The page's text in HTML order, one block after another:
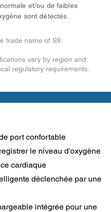
et/ou de faibles
sont détectés.
trade name of S9.
vary by region and
regulatory requirements.
port confortable
le niveau d'oxygène
cardiaque
déclenchée par une
intégrée pour une